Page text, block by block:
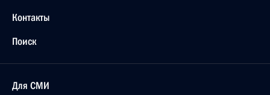
Контакты
Поиск
Для СМИ